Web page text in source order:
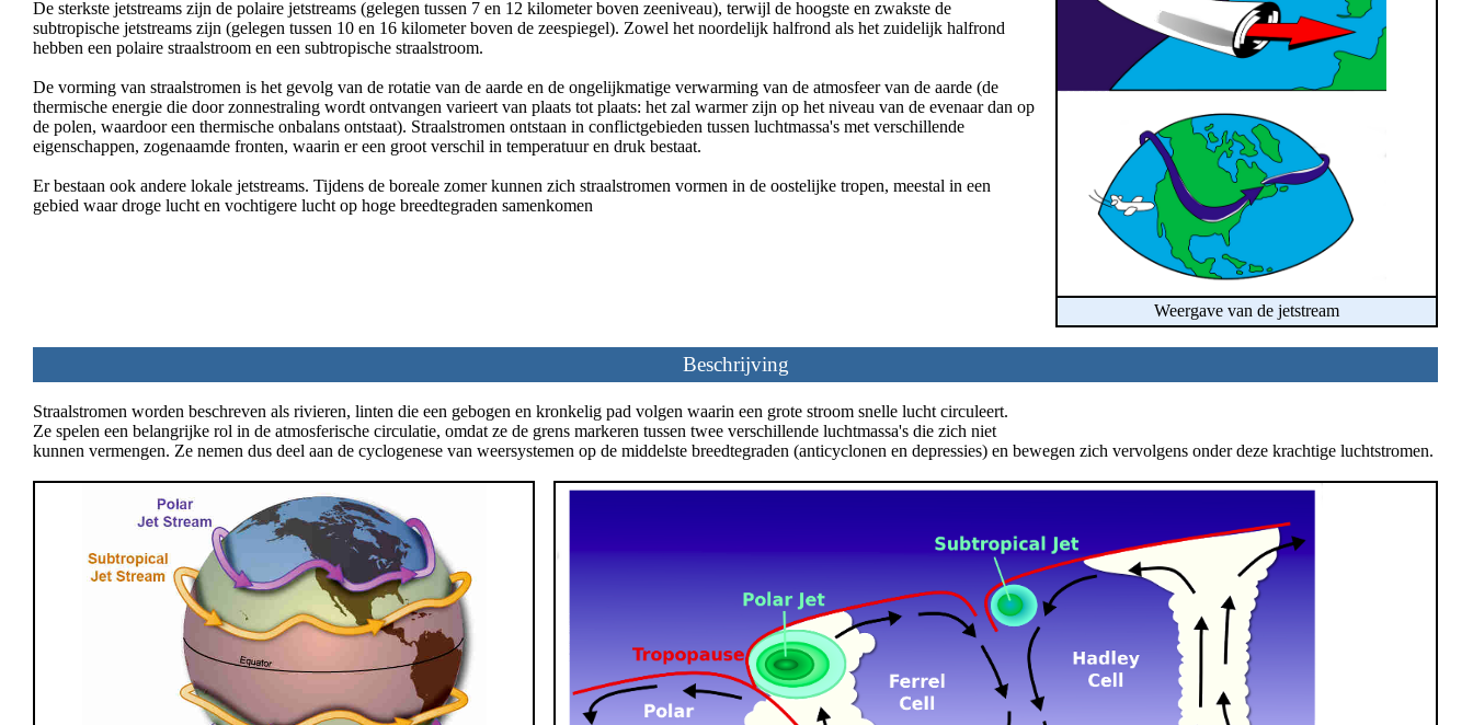
De sterkste jetstreams zijn de polaire jetstreams (gelegen tussen 7 en 12 kilometer boven zeeniveau), terwijl de hoogste en zwakste de
subtropische jetstreams zijn (gelegen tussen 10 en 16 kilometer boven de zeespiegel). Zowel het noordelijk halfrond als het zuidelijk halfrond
hebben een polaire straalstroom en een subtropische straalstroom.
De vorming van straalstromen is het gevolg van de rotatie van de aarde en de ongelijkmatige verwarming van de atmosfeer van de aarde (de
thermische energie die door zonnestraling wordt ontvangen varieert van plaats tot plaats: het zal warmer zijn op het niveau van de evenaar dan op
de polen, waardoor een thermische onbalans ontstaat). Straalstromen ontstaan ​​in conflictgebieden tussen luchtmassa's met verschillende
eigenschappen, zogenaamde fronten, waarin er een groot verschil in temperatuur en druk bestaat.
Er bestaan ​​ook andere lokale jetstreams. Tijdens de boreale zomer kunnen zich straalstromen vormen in de oostelijke tropen, meestal in een
gebied waar droge lucht en vochtigere lucht op hoge breedtegraden samenkomen
Weergave van de jetstream
Beschrijving
Straalstromen worden beschreven als rivieren, linten die een gebogen en kronkelig pad volgen waarin een grote stroom snelle lucht circuleert.
Ze spelen een belangrijke rol in de atmosferische circulatie, omdat ze de grens markeren tussen twee verschillende luchtmassa's die zich niet
kunnen vermengen. Ze nemen dus deel aan de cyclogenese van weersystemen op de middelste breedtegraden (anticyclonen en depressies) en bewegen zich vervolgens onder deze krachtige luchtstromen.